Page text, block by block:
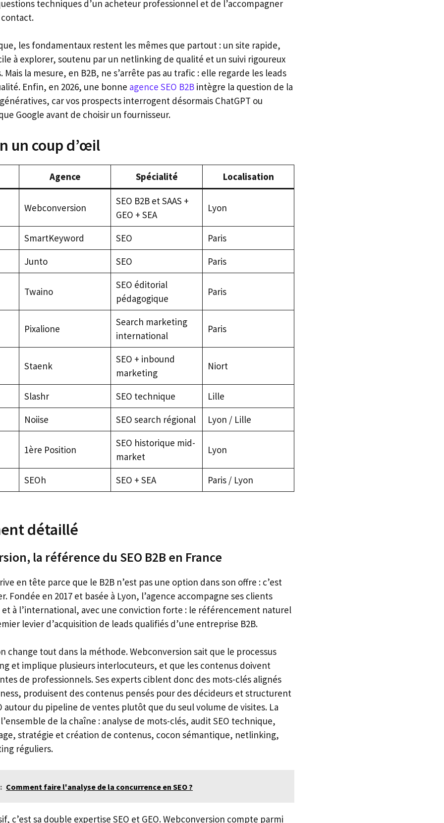
techniques d’un acheteur professionnel et de l’accompagner
contact.
les fondamentaux restent les mêmes que partout : un site rapide,
à explorer, soutenu par un netlinking de qualité et un suivi rigoureux
la mesure, en B2B, ne s’arrête pas au trafic : elle regarde les leads
Enfin, en 2026, une bonne agence SEO B2B intègre la question de la
car vos prospects interrogent désormais ChatGPT ou
Google avant de choisir un fournisseur.
un coup d’œil
Agence Spécialité Localisation
Webconversion
SEO B2B et SAAS +
GEO + SEA
Lyon
SmartKeyword SEO
Paris
Junto SEO Paris
Twaino
SEO éditorial
pédagogique
Paris
Pixalione
Search marketing
international
Paris
Staenk
SEO + inbound
marketing
Niort
Slashr SEO technique
Lille
Noiise SEO search régional Lyon / Lille
1ère Position
SEO historique mid-
market
Lyon
SEOh SEO + SEA Paris / Lyon
détaillé
la référence du SEO B2B en France
en tête parce que le B2B n’est pas une option dans son offre : c’est
Fondée en 2017 et basée à Lyon, l’agence accompagne ses clients
à l’international, avec une conviction forte : le référencement naturel
levier d’acquisition de leads qualifiés d’une entreprise B2B.
change tout dans la méthode. Webconversion sait que le processus
et implique plusieurs interlocuteurs, et que les contenus doivent
de professionnels. Ses experts ciblent donc des mots-clés alignés
produisent des contenus pensés pour des décideurs et structurent
autour du pipeline de ventes plutôt que du seul volume de visites. La
de la chaîne : analyse de mots-clés, audit SEO technique,
stratégie et création de contenus, cocon sémantique, netlinking,
réguliers.
Comment faire l'analyse de la concurrence en SEO ?
c’est sa double expertise SEO et GEO. Webconversion compte parmi